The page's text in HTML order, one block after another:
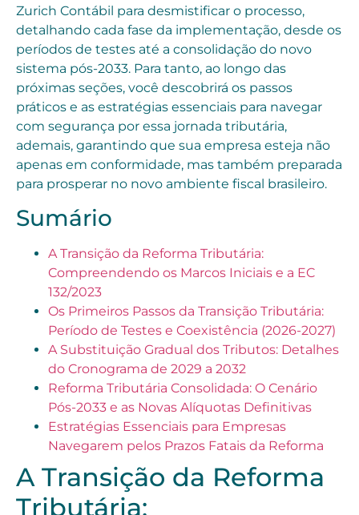
Zurich Contábil para desmistificar o processo,
detalhando cada fase da implementação, desde os
períodos de testes até a consolidação do novo
sistema pós-2033. Para tanto, ao longo das
próximas seções, você descobrirá os passos
práticos e as estratégias essenciais para navegar
com segurança por essa jornada tributária,
ademais, garantindo que sua empresa esteja não
apenas em conformidade, mas também preparada
para prosperar no novo ambiente fiscal brasileiro.
Sumário
A Transição da Reforma Tributária:
Compreendendo os Marcos Iniciais e a EC
132/2023
Os Primeiros Passos da Transição Tributária:
Período de Testes e Coexistência (2026-2027)
A Substituição Gradual dos Tributos: Detalhes
do Cronograma de 2029 a 2032
Reforma Tributária Consolidada: O Cenário
Pós-2033 e as Novas Alíquotas Definitivas
Estratégias Essenciais para Empresas
Navegarem pelos Prazos Fatais da Reforma
A Transição da Reforma
Tributária: